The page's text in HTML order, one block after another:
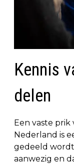
Kennis
delen
Een vaste prik
Nederland is
gedeeld
aanwezig en